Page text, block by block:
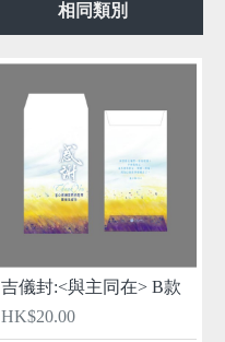
相同類別
吉儀封:<與主同在> B款
HK$20.00